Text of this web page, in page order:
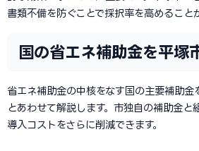
書類不備を防ぐことで採択率を高めること
国の省エネ補助金を平塚
省エネ補助金の中核をなす国の主要補助金
とあわせて解説します。市独自の補助金と
導入コストをさらに削減できます。